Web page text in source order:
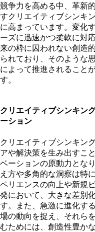
競争力を高める中、革新
すクリエイティブシンキ
に高まっています。変化
ーズに迅速かつ柔軟に対
来の枠に囚われない創造
られており、そのような
によって推進されること
す。
クリエイティブシンキン
ーション
クリエイティブシンキン
アや解決策を生み出すこ
ベーションの原動力とな
え方や多角的な洞察は特
ペリエンスの向上や新規
発において、大きな差別
す。また、急激に進化す
場の動向を捉え、それら
むためには、創造性豊か